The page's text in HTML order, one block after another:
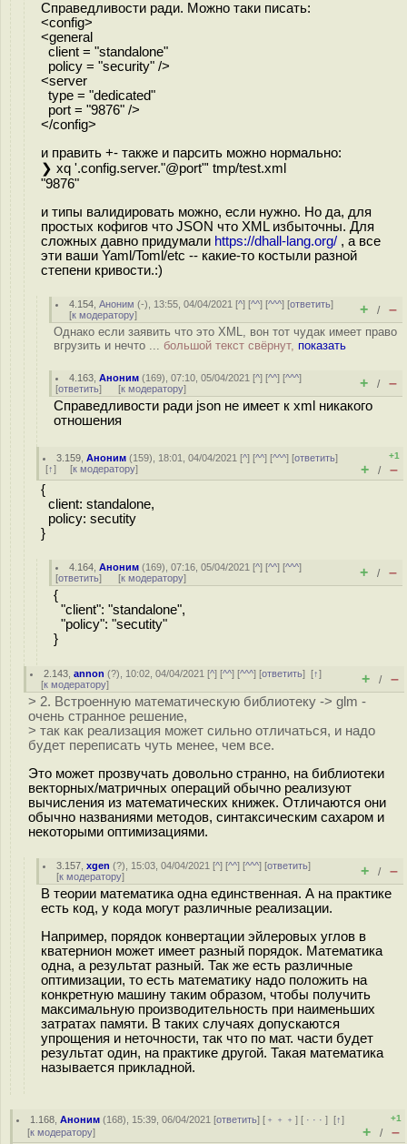
Справедливости ради. Можно таки писать:
<config>
<general
client = "standalone"
policy = "security" />
<server
type = "dedicated"
port = "9876" />
</config>
и править +- также и парсить можно нормально:
❯ xq '.config.server."@port"' tmp/test.xml
"9876"
и типы валидировать можно, если нужно. Но да, для
простых кофигов что JSON что XML избыточны. Для
сложных давно придумали https://dhall-lang.org/ , а все
эти ваши Yaml/Toml/etc -- какие-то костыли разной
степени кривости.:)
4.154 ,Аноним (-), 13:55, 04/04/2021 [^] [^^] [^^^] [ответить]
[к модератору] + / –
Однако если заявить что это XML, вон тот чудак имеет право
вгрузить и нечто ... большой текст свёрнут, показать
4.163 ,Аноним (169), 07:10, 05/04/2021 [^] [^^] [^^^]
[ответить] [к модератору] + / –
Справедливости ради json не имеет к xml никакого
отношения
3.159 ,Аноним (159), 18:01, 04/04/2021 [^] [^^] [^^^] [ответить]
[↑] [к модератору]
+1
+ / –
{
client: standalone,
policy: secutity
}
4.164 ,Аноним (169), 07:16, 05/04/2021 [^] [^^] [^^^]
[ответить] [к модератору] + / –
{
"client": "standalone",
"policy": "secutity"
}
2.143 ,annon (?), 10:02, 04/04/2021 [^] [^^] [^^^] [ответить][↑]
[к модератору] + / –
> 2. Встроенную математическую библиотеку -> glm -
очень странное решение,
> так как реализация может сильно отличаться, и надо
будет переписать чуть менее, чем все.
Это может прозвучать довольно странно, на библиотеки
векторных/матричных операций обычно реализуют
вычисления из математических книжек. Отличаются они
обычно названиями методов, синтаксическим сахаром и
некоторыми оптимизациями.
3.157 ,xgen (?), 15:03, 04/04/2021 [^] [^^] [^^^] [ответить]
[к модератору] + / –
В теории математика одна единственная. А на практике
есть код, у кода могут различные реализации.
Например, порядок конвертации эйлеровых углов в
кватернион может имеет разный порядок. Математика
одна, а результат разный. Так же есть различные
оптимизации, то есть математику надо положить на
конкретную машину таким образом, чтобы получить
максимальную производительность при наименьших
затратах памяти. В таких случаях допускаются
упрощения и неточности, так что по мат. части будет
результат один, на практике другой. Такая математика
называется прикладной.
1.168 ,Аноним (168), 15:39, 06/04/2021 [ответить] [ ﹢﹢﹢] [ · · ·][↑]
[к модератору]
+1
+ / –